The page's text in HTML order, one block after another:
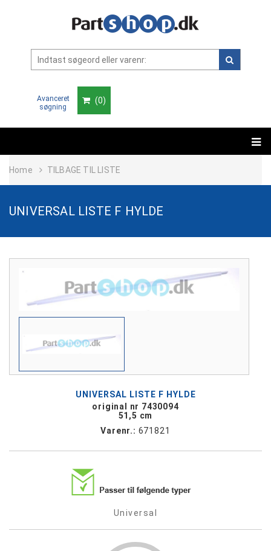
Avanceret
søgning
(0)
Home TILBAGE TIL LISTE
UNIVERSAL LISTE F HYLDE
UNIVERSAL LISTE F HYLDE
original nr 7430094
51,5 cm
Varenr.: 671821
Universal